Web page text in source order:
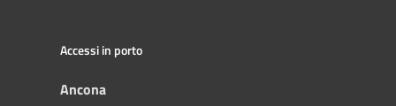
Accessi in porto
Ancona